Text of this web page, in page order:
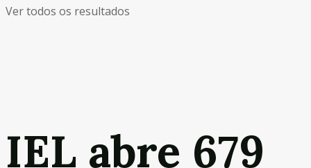
Ver todos os resultados
IEL abre 679